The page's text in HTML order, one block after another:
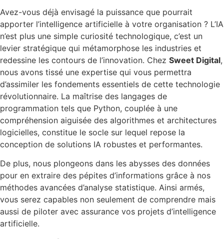
Avez-vous déjà envisagé la puissance que pourrait
apporter l’intelligence artificielle à votre organisation ? L’IA
n’est plus une simple curiosité technologique, c’est un
levier stratégique qui métamorphose les industries et
redessine les contours de l’innovation. Chez Sweet Digital,
nous avons tissé une expertise qui vous permettra
d’assimiler les fondements essentiels de cette technologie
révolutionnaire. La maîtrise des langages de
programmation tels que Python, couplée à une
compréhension aiguisée des algorithmes et architectures
logicielles, constitue le socle sur lequel repose la
conception de solutions IA robustes et performantes.
De plus, nous plongeons dans les abysses des données
pour en extraire des pépites d’informations grâce à nos
méthodes avancées d’analyse statistique. Ainsi armés,
vous serez capables non seulement de comprendre mais
aussi de piloter avec assurance vos projets d’intelligence
artificielle.